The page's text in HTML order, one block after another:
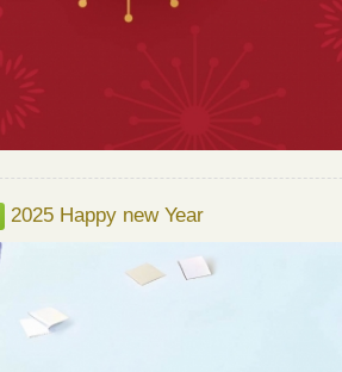
2025 Happy new Year